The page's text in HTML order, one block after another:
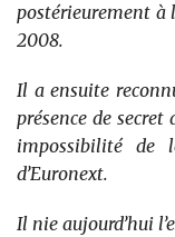
postérieurement à
2008.
Il a ensuite
présence de secret
impossibilité de
d’Euronext.
Il nie aujourd’hui